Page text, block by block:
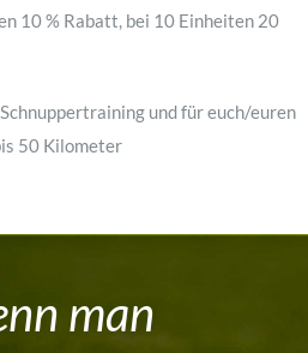
10 % Rabatt, bei 10 Einheiten 20
und für euch/euren
50 Kilometer
man